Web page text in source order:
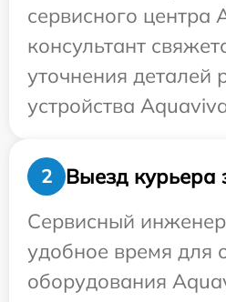
сервисного
консультант
уточнения деталей
устройства
2
Выезд курьера
Сервисный
удобное время для
оборудования